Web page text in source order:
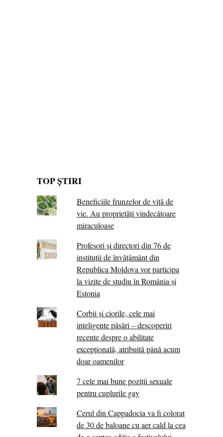
TOP ȘTIRI
Beneficiile frunzelor de viță de
vie. Au proprietăţi vindecătoare
miraculoase
Profesori și directori din 76 de
instituții de învățământ din
Republica Moldova vor participa
la vizite de studiu în România și
Estonia
Corbii şi ciorile, cele mai
inteligente păsări – descoperiri
recente despre o abilitate
excepţională, atribuită până acum
doar oamenilor
7 cele mai bune poziții sexuale
pentru cuplurile gay
Cerul din Cappadocia va fi colorat
de 30 de baloane cu aer cald la cea